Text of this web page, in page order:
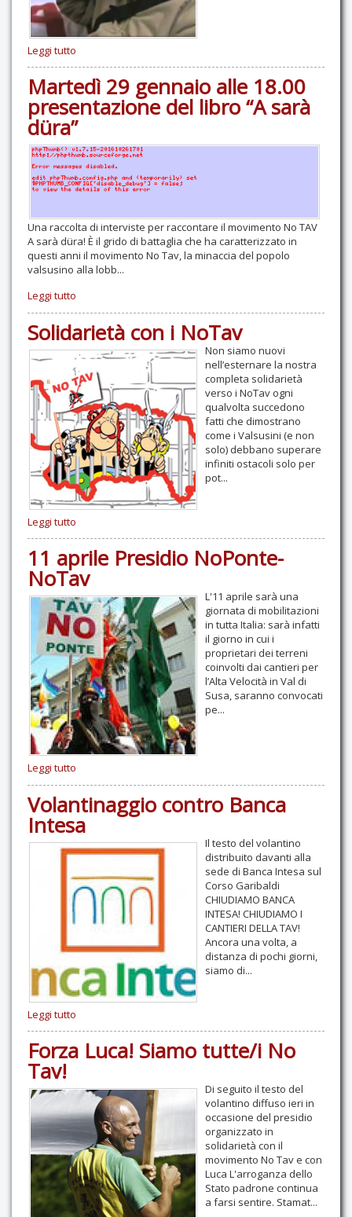
Leggi tutto
Martedì 29 gennaio alle 18.00
presentazione del libro “A sarà
düra”
Una raccolta di interviste per raccontare il movimento No TAV
A sarà düra! È il grido di battaglia che ha caratterizzato in
questi anni il movimento No Tav, la minaccia del popolo
valsusino alla lobb...
Leggi tutto
Solidarietà con i NoTav
Non siamo nuovi
nell’esternare la nostra
completa solidarietà
verso i NoTav ogni
qualvolta succedono
fatti che dimostrano
come i Valsusini (e non
solo) debbano superare
infiniti ostacoli solo per
pot...
Leggi tutto
11 aprile Presidio NoPonte-
NoTav
L'11 aprile sarà una
giornata di mobilitazioni
in tutta Italia: sarà infatti
il giorno in cui i
proprietari dei terreni
coinvolti dai cantieri per
l’Alta Velocità in Val di
Susa, saranno convocati
pe...
Leggi tutto
Volantinaggio contro Banca
Intesa
Il testo del volantino
distribuito davanti alla
sede di Banca Intesa sul
Corso Garibaldi
CHIUDIAMO BANCA
INTESA! CHIUDIAMO I
CANTIERI DELLA TAV!
Ancora una volta, a
distanza di pochi giorni,
siamo di...
Leggi tutto
Forza Luca! Siamo tutte/i No
Tav!
Di seguito il testo del
volantino diffuso ieri in
occasione del presidio
organizzato in
solidarietà con il
movimento No Tav e con
Luca L'arroganza dello
Stato padrone continua
a farsi sentire. Stamat...